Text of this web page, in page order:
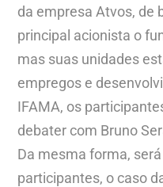
da empresa Atvos, de
principal acionista o
mas suas unidades
empregos e
IFAMA, os
debater com Bruno
Da mesma forma,
participantes, o caso